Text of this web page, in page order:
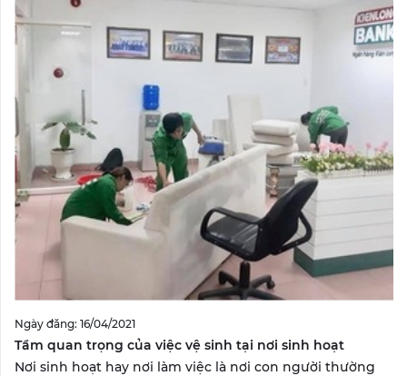
Ngày đăng: 16/04/2021
Tầm quan trọng của việc vệ sinh tại nơi sinh hoạt
Nơi sinh hoạt hay nơi làm việc là nơi con người thường